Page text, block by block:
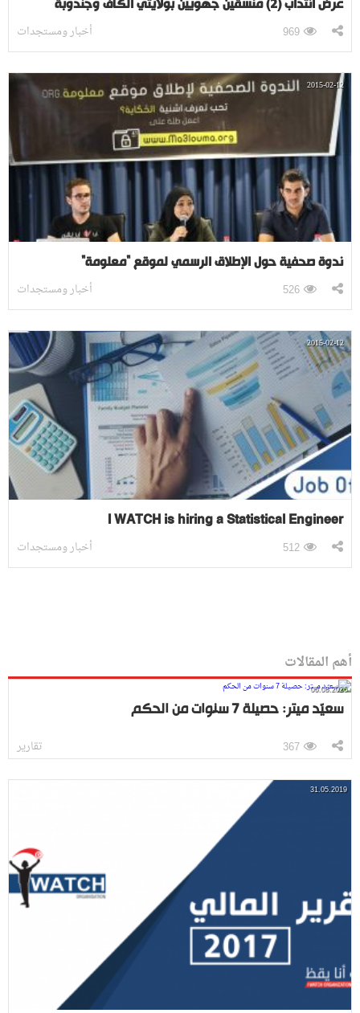
عرض انتداب (2) منسقين جهويين بولايتي الكاف وجندوبة
أخبار ومستجدات 969
2015-02-12
ندوة صحفية حول الإطلاق الرسمي لموقع "معلومة"
أخبار ومستجدات 526
2015-02-12
I WATCH is hiring a Statistical Engineer
أخبار ومستجدات 512
أهم المقالات
06.08.2026
سعيّد ميتر: حصيلة 7 سنوات من الحكم
تقارير 367
31.05.2019